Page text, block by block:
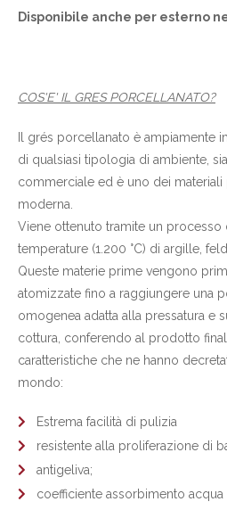
Disponibile anche per esterno
COS'E' IL GRES PORCELLANATO?
Il grés porcellanato è ampiamente
di qualsiasi tipologia di ambiente,
commerciale ed è uno dei
moderna.
Viene ottenuto tramite un processo
temperature (1.200 °C) di argille,
Queste materie prime vengono
atomizzate fino a raggiungere una
omogenea adatta alla pressatura e
cottura, conferendo al prodotto
caratteristiche che ne hanno
mondo:
Estrema facilità di pulizia
resistente alla proliferazione di
antigeliva;
coefficiente assorbimento acqua